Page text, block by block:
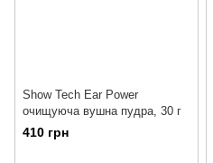
Show Tech Ear Power
очищуюча вушна пудра, 30 г
410 грн